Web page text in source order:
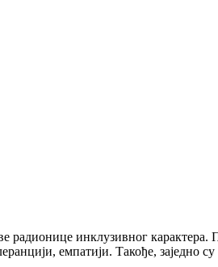
инклузивног карактера.
емпатији. Такође, заједно